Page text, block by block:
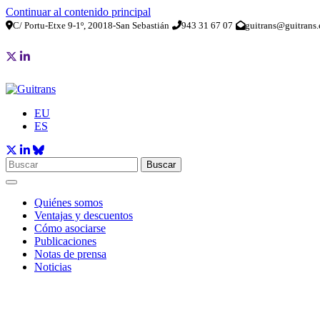
Continuar al contenido principal
C/ Portu-Etxe 9-1º, 20018-San Sebastián 943 31 67 07
EU
ES
Buscar
Quiénes somos
Ventajas y descuentos
Cómo asociarse
Publicaciones
Notas de prensa
Noticias